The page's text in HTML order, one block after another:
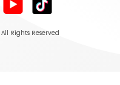
All Rights Reserved